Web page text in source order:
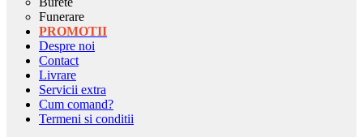
Funerare
PROMOTII
Despre noi
Contact
Livrare
Servicii extra
Cum comand?
Termeni si conditii